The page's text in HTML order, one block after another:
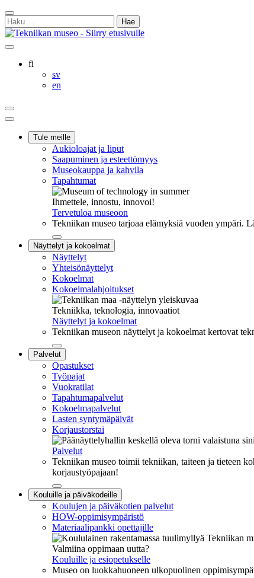
Siirry
sisältöön
Sulje
hakukenttä
Haku:
Ostoskorisi
Oma
Hae
sivultafi
svSvenska
en
Ostoskorisi
Oma
tiliHae
Päävalikko
Tule meille
Aukioloajat ja liput
Saapuminen ja esteettömyys
Museokauppa ja kahvila
Tapahtumat
Ihmettele, innostu, innovoi!
Tervetuloa museoon
Tekniikan museo tarjoaa elämyksiä vuoden ympäri.
Sulje
alavalikko
Näyttelyt ja kokoelmat
Näyttelyt
Yhteisönäyttelyt
Kokoelmat
Kokoelmalahjoitukset
Tekniikka, teknologia, innovaatiot
Näyttelyt ja kokoelmat
Tekniikan museon näyttelyt ja kokoelmat kertovat
Sulje
alavalikko
Palvelut
Opastukset
Työpajat
Vuokratilat
Tapahtumapalvelut
Kokoelmapalvelut
Lasten syntymäpäivät
Korjaustorstai
Palvelut
Tekniikan museo toimii tekniikan, taiteen ja tieteen
korjaustyöpajaan!
Sulje
alavalikko
Kouluille ja päiväkodeille
Koulujen ja päiväkotien palvelut
HOW-oppimisympäristö
Materiaalipankki opettajille
Valmiina oppimaan uutta?
Kouluille ja esiopetukselle
Museo on luokkahuoneen ulkopuolinen